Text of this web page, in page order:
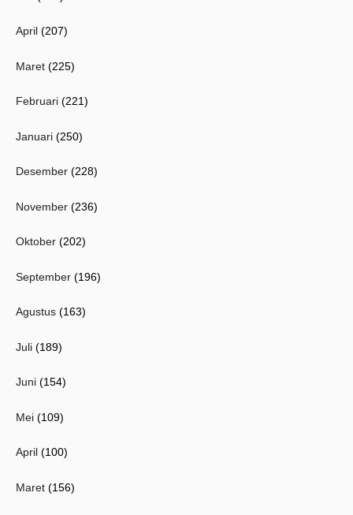
April (207)
Maret (225)
Februari (221)
Januari (250)
Desember (228)
November (236)
Oktober (202)
September (196)
Agustus (163)
Juli (189)
Juni (154)
Mei (109)
April (100)
Maret (156)